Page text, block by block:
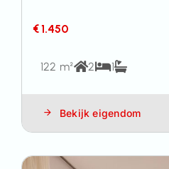
€ 1.450
122 m² 2 1
Bekijk eigendom